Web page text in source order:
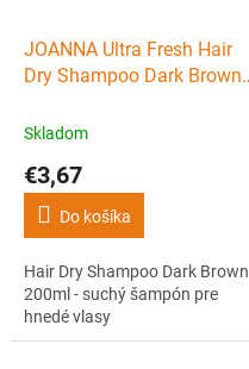
JOANNA Ultra Fresh Hair
Dry Shampoo Dark Brown
hnedé vlasy
Skladom
€3,67
Do košíka
Hair Dry Shampoo Dark Brown
200ml - suchý šampón pre
hnedé vlasy